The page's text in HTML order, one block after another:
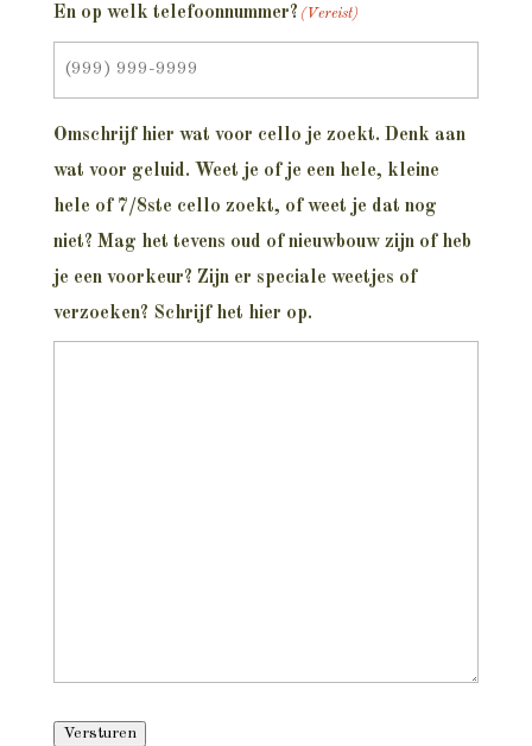
En op welk telefoonnummer? (Vereist)
Omschrijf hier wat voor cello je zoekt. Denk aan
wat voor geluid. Weet je of je een hele, kleine
hele of 7/8ste cello zoekt, of weet je dat nog
niet? Mag het tevens oud of nieuwbouw zijn of heb
je een voorkeur? Zijn er speciale weetjes of
verzoeken? Schrijf het hier op.
Versturen